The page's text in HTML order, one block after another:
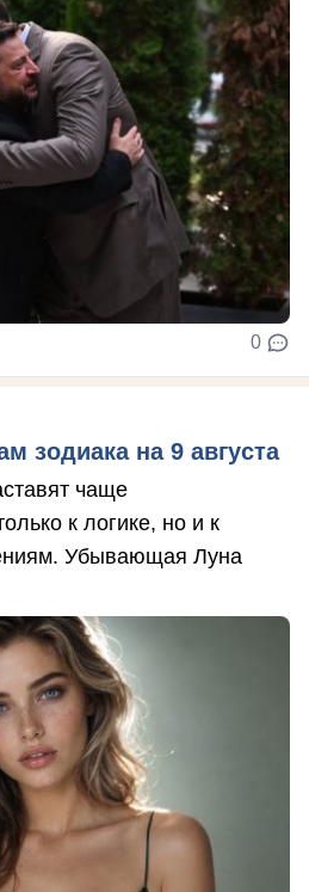
0
зодиака на 9 августа
чаще
к логике, но и к
Убывающая Луна